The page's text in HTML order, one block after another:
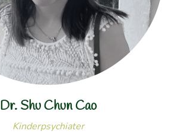
Dr. Shu Chun Cao
Kinderpsychiater